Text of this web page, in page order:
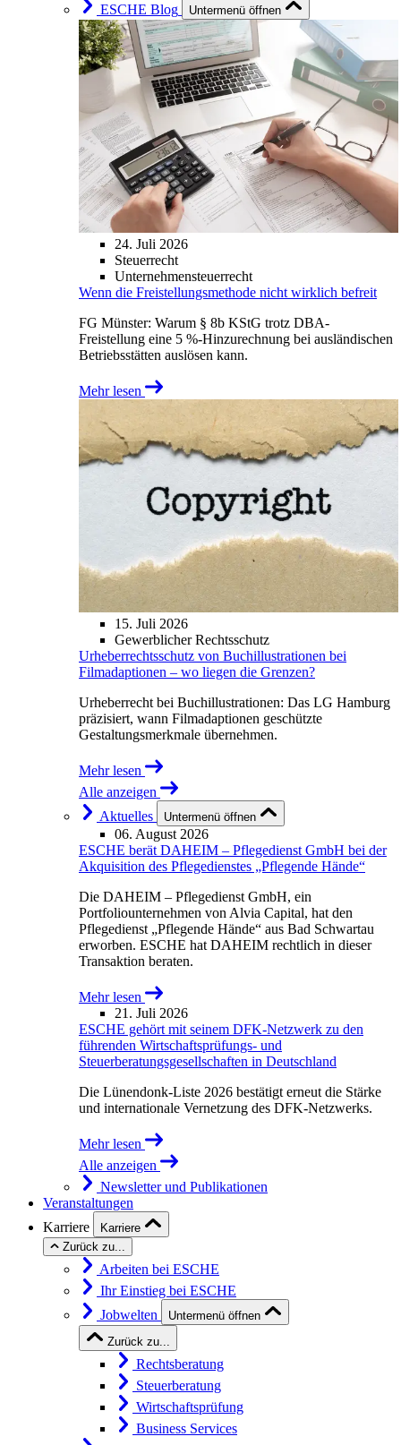
ESCHE Blog Untermenü öffnen
24. Juli 2026
Steuerrecht
Unternehmensteuerrecht
Wenn die Freistellungsmethode nicht wirklich befreit
FG Münster: Warum § 8b KStG trotz DBA-
Freistellung eine 5 %-Hinzurechnung bei ausländischen
Betriebsstätten auslösen kann.
Mehr lesen
15. Juli 2026
Gewerblicher Rechtsschutz
Urheberrechtsschutz von Buchillustrationen bei
Filmadaptionen – wo liegen die Grenzen?
Urheberrecht bei Buchillustrationen: Das LG Hamburg
präzisiert, wann Filmadaptionen geschützte
Gestaltungsmerkmale übernehmen.
Mehr lesen
Alle anzeigen
Aktuelles
Untermenü öffnen
06. August 2026
ESCHE berät DAHEIM – Pflegedienst GmbH bei der
Akquisition des Pflegedienstes „Pflegende Hände“
Die DAHEIM – Pflegedienst GmbH, ein
Portfoliounternehmen von Alvia Capital, hat den
Pflegedienst „Pflegende Hände“ aus Bad Schwartau
erworben. ESCHE hat DAHEIM rechtlich in dieser
Transaktion beraten.
Mehr lesen
21. Juli 2026
ESCHE gehört mit seinem DFK-Netzwerk zu den
führenden Wirtschaftsprüfungs- und
Steuerberatungsgesellschaften in Deutschland
Die Lünendonk-Liste 2026 bestätigt erneut die Stärke
und internationale Vernetzung des DFK-Netzwerks.
Mehr lesen
Alle anzeigen
Newsletter und Publikationen
Veranstaltungen
Karriere
Karriere
Zurück zu...
Arbeiten bei ESCHE
Ihr Einstieg bei ESCHE
Jobwelten
Untermenü öffnen
Zurück zu...
Rechtsberatung
Steuerberatung
Wirtschaftsprüfung
Business Services